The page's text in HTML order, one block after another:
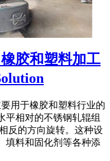
胶和塑料加工
用于橡胶和塑料行业的
平相对的不锈钢轧辊组
反的方向旋转。这种设
填料和固化剂等各种添